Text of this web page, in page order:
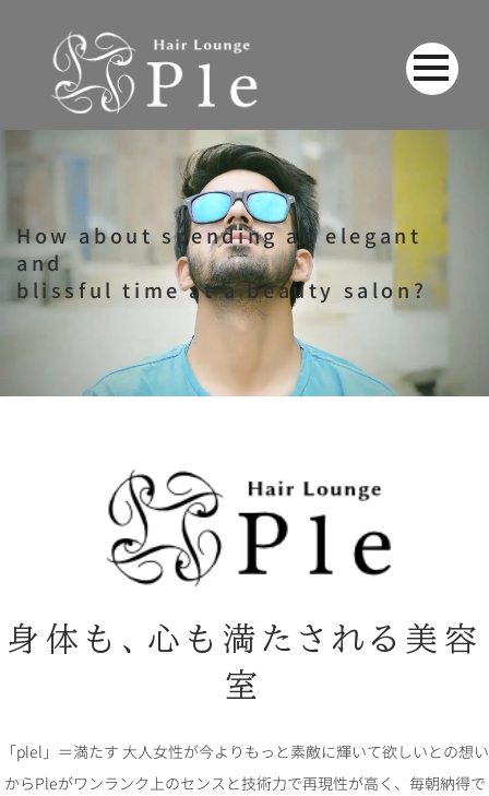
How about spending an elegant
and
blissful time at a beauty salon?
身体も、心も満たされる美容
室
「plel」＝満たす 大人女性が今よりもっと素敵に輝いて欲しいとの想い
からPleがワンランク上のセンスと技術力で再現性が高く、毎朝納得で